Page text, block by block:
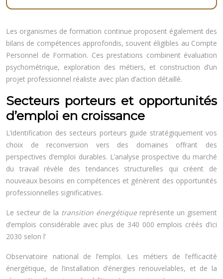
Les organismes de formation continue proposent également des
bilans de compétences approfondis, souvent éligibles au Compte
Personnel de Formation. Ces prestations combinent évaluation
psychométrique, exploration des métiers, et construction d’un
projet professionnel réaliste avec plan d’action détaillé.
Secteurs porteurs et opportunités
d’emploi en croissance
L’identification des secteurs porteurs guide stratégiquement vos
choix de reconversion vers des domaines offrant des
perspectives d’emploi durables. L’analyse prospective du marché
du travail révèle des tendances structurelles qui créent de
nouveaux besoins en compétences et génèrent des opportunités
professionnelles significatives.
Le secteur de la transition énergétique représente un gisement
d’emplois considérable avec plus de 340 000 emplois créés d’ici
2030 selon l’
Observatoire national de l’emploi. Les métiers de l’efficacité
énergétique, de l’installation d’énergies renouvelables, et de la